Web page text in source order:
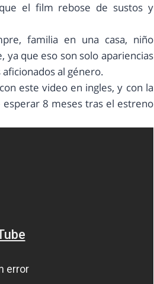
el film rebose de sustos y
familia en una casa, niño
que eso son solo apariencias
al género.
este video en ingles, y con la
8 meses tras el estreno